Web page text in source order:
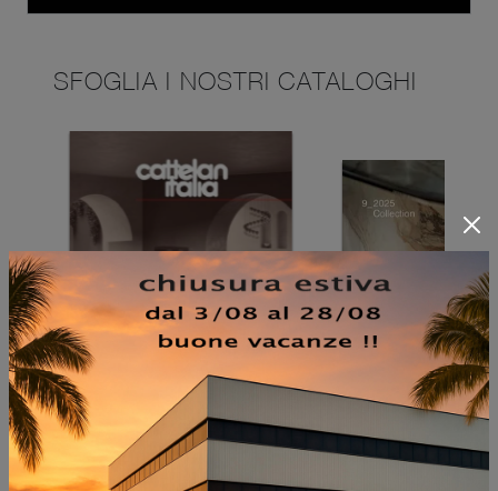
SFOGLIA I NOSTRI CATALOGHI